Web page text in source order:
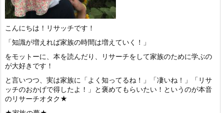
こんにちは！リサッチです！
「知識が増えれば家族の時間は増えていく！」
をモットーに、本を読んだり、リサーチをして家族のために学ぶの
が大好きです！
と言いつつ、実は家族に「よく知ってるね！」「凄いね！」「リサ
ッチのおかげで得したよ！」と褒めてもらいたい！というのが本音
のリサーチオタク★